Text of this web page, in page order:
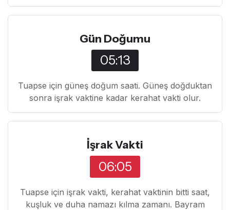
Gün Doğumu
05:13
Tuapse için güneş doğum saati. Güneş doğduktan
sonra işrak vaktine kadar kerahat vakti olur.
İşrak Vakti
06:05
Tuapse için işrak vakti, kerahat vaktinin bitti saat,
kuşluk ve duha namazı kılma zamanı. Bayram